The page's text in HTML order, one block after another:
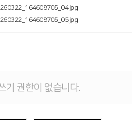
기 권한이 없습니다.